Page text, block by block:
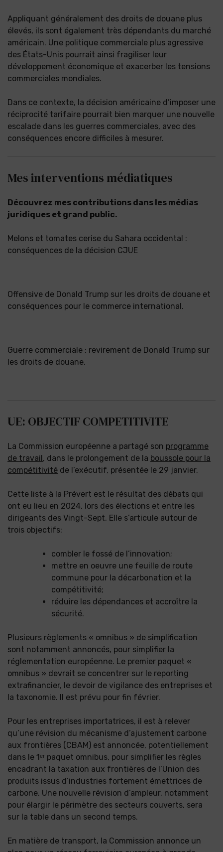
Appliquant généralement des droits de douane plus
élevés, ils sont également très dépendants du marché
américain. Une politique commerciale plus agressive
des États-Unis pourrait ainsi fragiliser leur
développement économique et exacerber les tensions
commerciales mondiales.
Dans ce contexte, la décision américaine d’imposer une
réciprocité tarifaire pourrait bien marquer une nouvelle
escalade dans les guerres commerciales, avec des
conséquences encore difficiles à mesurer.
Mes interventions médiatiques
Découvrez mes contributions dans les médias
juridiques et grand public.
Melons et tomates cerise du Sahara occidental :
conséquences de la décision CJUE
Offensive de Donald Trump sur les droits de douane et
conséquences pour le commerce international.
Guerre commerciale : revirement de Donald Trump sur
les droits de douane.
UE: OBJECTIF COMPETITIVITE
La Commission européenne a partagé son programme
de travail, dans le prolongement de la boussole pour la
compétitivité de l’exécutif, présentée le 29 janvier.
Cette liste à la Prévert est le résultat des débats qui
ont eu lieu en 2024, lors des élections et entre les
dirigeants des Vingt-Sept. Elle s’articule autour de
trois objectifs:
combler le fossé de l’innovation;
mettre en oeuvre une feuille de route
commune pour la décarbonation et la
compétitivité;
réduire les dépendances et accroître la
sécurité.
Plusieurs règlements « omnibus » de simplification
sont notamment annoncés, pour simplifier la
réglementation européenne. Le premier paquet «
omnibus » devrait se concentrer sur le reporting
extrafinancier, le devoir de vigilance des entreprises et
la taxonomie. Il est prévu pour fin février.
Pour les entreprises importatrices, il est à relever
qu’une révision du mécanisme d’ajustement carbone
aux frontières (CBAM) est annoncée, potentiellement
dans le 1ᵉʳ paquet omnibus, pour simplifier les règles
encadrant la taxation aux frontières de l’Union des
produits issus d’industries fortement émettrices de
carbone. Une nouvelle révision d’ampleur, notamment
pour élargir le périmètre des secteurs couverts, sera
sur la table dans un second temps.
En matière de transport, la Commission annonce un